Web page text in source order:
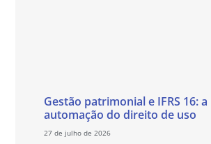
Gestão patrimonial e IFRS 16: a
automação do direito de uso
27 de julho de 2026